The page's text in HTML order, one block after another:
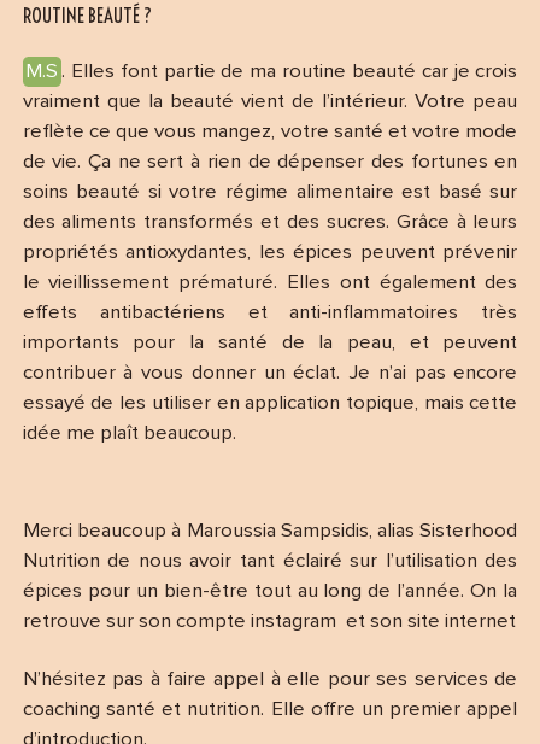
ROUTINE BEAUTÉ ?
M.S . Elles font partie de ma routine beauté car je crois
vraiment que la beauté vient de l’intérieur. Votre peau
reflète ce que vous mangez, votre santé et votre mode
de vie. Ça ne sert à rien de dépenser des fortunes en
soins beauté si votre régime alimentaire est basé sur
des aliments transformés et des sucres. Grâce à leurs
propriétés antioxydantes, les épices peuvent prévenir
le vieillissement prématuré. Elles ont également des
effets antibactériens et anti-inflammatoires très
importants pour la santé de la peau, et peuvent
contribuer à vous donner un éclat. Je n’ai pas encore
essayé de les utiliser en application topique, mais cette
idée me plaît beaucoup.
Merci beaucoup à Maroussia Sampsidis, alias Sisterhood
Nutrition de nous avoir tant éclairé sur l’utilisation des
épices pour un bien-être tout au long de l’année. On la
retrouve sur son compte instagram et son site internet
N’hésitez pas à faire appel à elle pour ses services de
coaching santé et nutrition. Elle offre un premier appel
d’introduction.